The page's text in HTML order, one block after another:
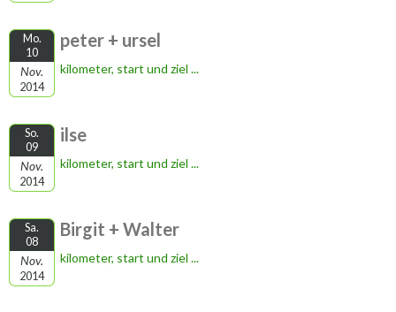
Mo.
10
Nov.
2014
peter + ursel
kilometer, start und ziel ...
So.
09
Nov.
2014
ilse
kilometer, start und ziel ...
Sa.
08
Nov.
2014
Birgit + Walter
kilometer, start und ziel ...